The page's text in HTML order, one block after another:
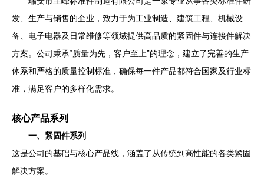
发、生产与销售的企业，致力于为工业制造、建筑工程、机械设
备、电子电器及日常维修等领域提供高品质的紧固件与连接件解决
方案。公司秉承“质量为先，客户至上”的理念，建立了完善的生产
体系和严格的质量控制标准，确保每一件产品都符合国家及行业标
准，满足客户的多样化需求。
核心产品系列
一、紧固件系列
这是公司的基础与核心产品线，涵盖了从传统到高性能的各类紧固
解决方案。